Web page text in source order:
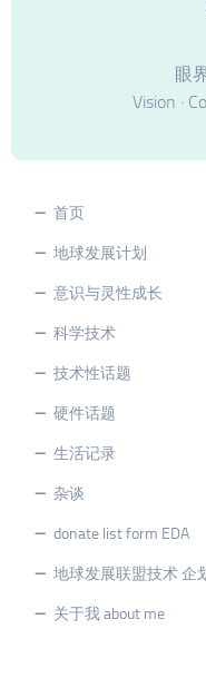
眼
Vision ·
首页
地球发展计划
意识与灵性成长
科学技术
技术性话题
硬件话题
生活记录
杂谈
donate list form EDA
地球发展联盟技术 企
关于我 about me